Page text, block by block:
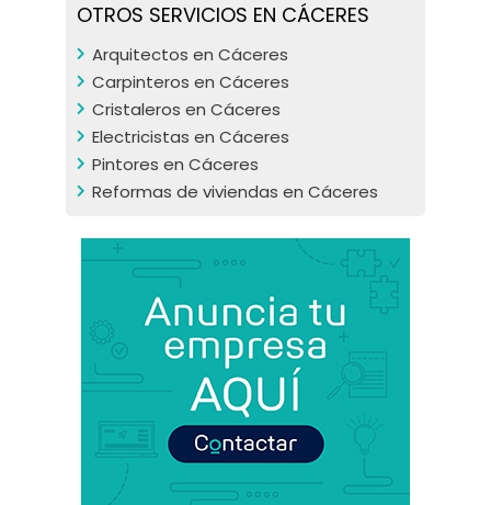
OTROS SERVICIOS EN CÁCERES
Arquitectos en Cáceres
Carpinteros en Cáceres
Cristaleros en Cáceres
Electricistas en Cáceres
Pintores en Cáceres
Reformas de viviendas en Cáceres